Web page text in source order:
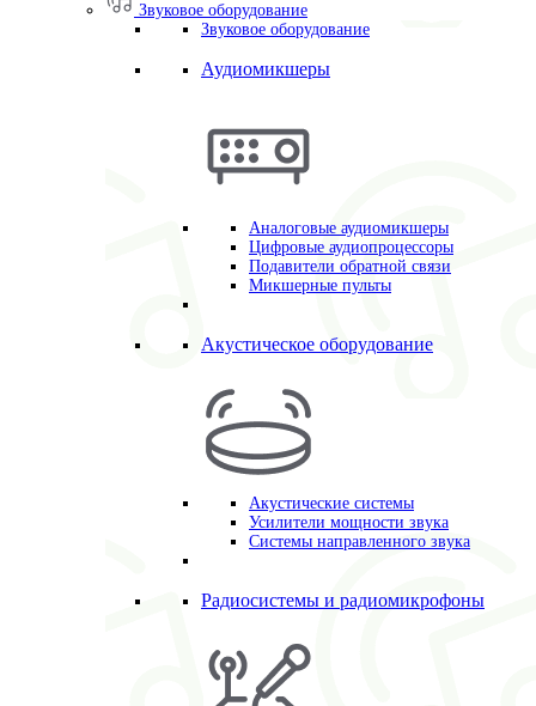
Звуковое оборудование
Звуковое оборудование
Аудиомикшеры
Аналоговые аудиомикшеры
Цифровые аудиопроцессоры
Подавители обратной связи
Микшерные пульты
Акустическое оборудование
Акустические системы
Усилители мощности звука
Системы направленного звука
Радиосистемы и радиомикрофоны